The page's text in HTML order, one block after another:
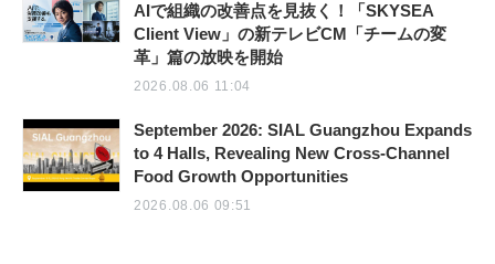
AIで組織の改善点を見抜く！「SKYSEA
Client View」の新テレビCM「チームの変
革」篇の放映を開始
2026.08.06 11:04
September 2026: SIAL Guangzhou Expands
to 4 Halls, Revealing New Cross-Channel
Food Growth Opportunities
2026.08.06 09:51